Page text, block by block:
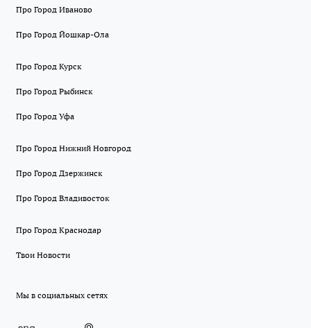
Про Город Иваново
Про Город Йошкар-Ола
Про Город Курск
Про Город Рыбинск
Про Город Уфа
Про Город Нижний Новгород
Про Город Дзержинск
Про Город Владивосток
Про Город Краснодар
Твои Новости
Мы в социальных сетях